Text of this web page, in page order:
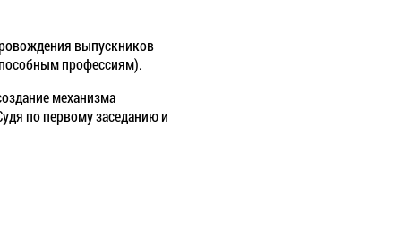
выпускников
профессиям).
механизма
по первому заседанию и